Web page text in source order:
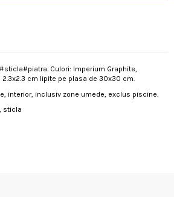
Culori: Imperium Graphite,
2.3x2.3 cm lipite pe plasa de 30x30 cm.
interior, inclusiv zone umede, exclus piscine.
sticla